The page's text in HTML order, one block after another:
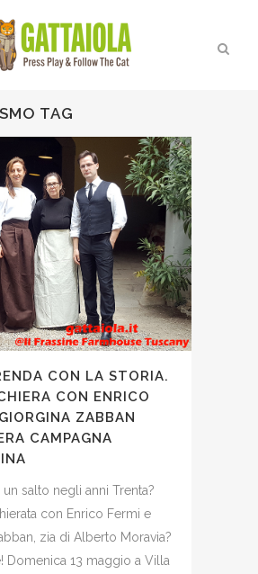
TAG
CON LA STORIA.
CON ENRICO
ZABBAN
CAMPAGNA
salto negli anni Trenta?
con Enrico Fermi e
zia di Alberto Moravia?
Domenica 13 maggio a Villa